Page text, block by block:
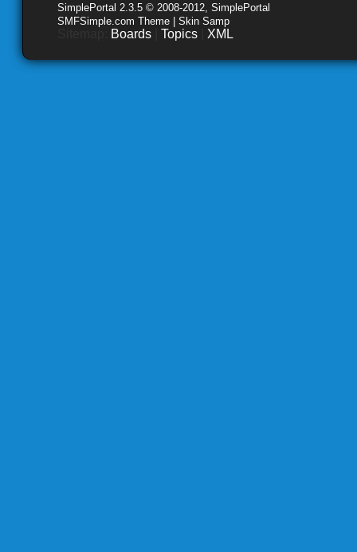
SimplePortal 2.3.5 © 2008-2012, SimplePortal
SMFSimple.com Theme | Skin Samp
Boards Topics XML